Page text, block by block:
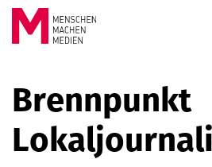
Springe zum Inhalt
MACHEN
MEDIEN
Brennpunkt